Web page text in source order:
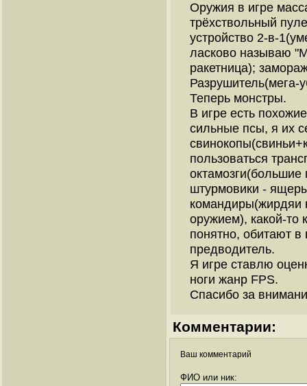
Оружия в игре
трёхствольный
устройство 2-в-
ласково называю
ракетница);
Разрушитель(мега-
Теперь монстры.
В игре есть
сильные псы, я их
пользоваться
штурмовики -
командиры(жирдяи
оружием), какой-то
понятно, обитают
предводитель.
Я игре ставлю
ноги жанр FPS.
Спасибо за
Комментарии:
Ваш комментарий
ФИО или ник: